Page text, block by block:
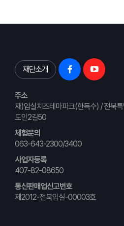
재단소개
주소
재)임실치즈테마파크(한득수) / 전북
도인2길50
체험문의
063-643-2300/3400
사업자등록
407-82-08650
통신판매업신고번호
제2012-전북임실-00003호